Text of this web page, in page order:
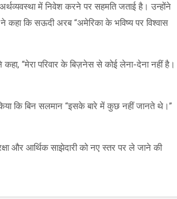
में निवेश करने पर सहमति जताई है। उन्होंने
कहा कि सऊदी अरब “अमेरिका के भविष्य पर विश्वास
“मेरा परिवार के बिज़नेस से कोई लेना-देना नहीं है।
कि बिन सलमान “इसके बारे में कुछ नहीं जानते थे।”
और आर्थिक साझेदारी को नए स्तर पर ले जाने की